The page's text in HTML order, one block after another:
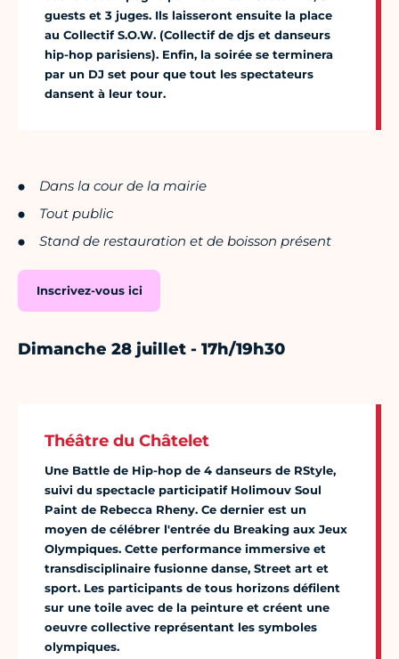
guests et 3 juges. Ils laisseront ensuite la place
au Collectif S.O.W. (Collectif de djs et danseurs
hip-hop parisiens). Enfin, la soirée se terminera
par un DJ set pour que tout les spectateurs
dansent à leur tour.
Dans la cour de la mairie
Tout public
Stand de restauration et de boisson présent
Inscrivez-vous ici
Dimanche 28 juillet - 17h/19h30
Théâtre du Châtelet
Une Battle de Hip-hop de 4 danseurs de RStyle,
suivi du spectacle participatif Holimouv Soul
Paint de Rebecca Rheny. Ce dernier est un
moyen de célébrer l'entrée du Breaking aux Jeux
Olympiques. Cette performance immersive et
transdisciplinaire fusionne danse, Street art et
sport. Les participants de tous horizons défilent
sur une toile avec de la peinture et créent une
oeuvre collective représentant les symboles
olympiques.